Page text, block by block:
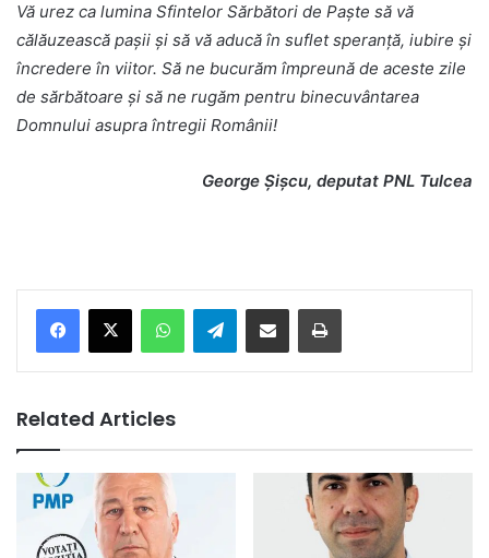
Vă urez ca lumina Sfintelor Sărbători de Paște să vă
călăuzească pașii și să vă aducă în suflet speranță, iubire și
încredere în viitor. Să ne bucurăm împreună de aceste zile
de sărbătoare și să ne rugăm pentru binecuvântarea
Domnului asupra întregii Românii!
George Șișcu, deputat PNL Tulcea
Telegram
Related Articles